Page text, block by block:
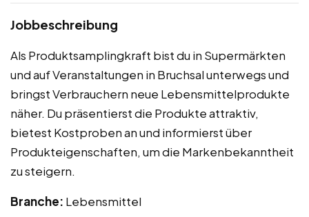
Jobbeschreibung
Als Produktsamplingkraft bist du in Supermärkten
und auf Veranstaltungen in Bruchsal unterwegs und
bringst Verbrauchern neue Lebensmittelprodukte
näher. Du präsentierst die Produkte attraktiv,
bietest Kostproben an und informierst über
Produkteigenschaften, um die Markenbekanntheit
zu steigern.
Branche: Lebensmittel